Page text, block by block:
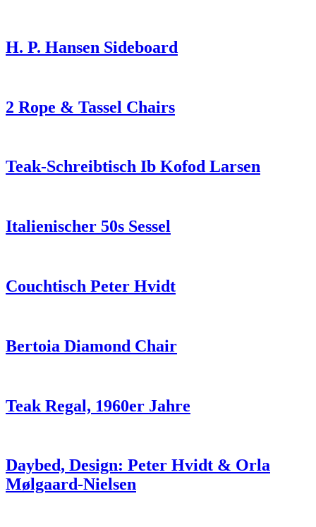
H. P. Hansen Sideboard
2 Rope & Tassel Chairs
Teak-Schreibtisch Ib Kofod Larsen
Italienischer 50s Sessel
Couchtisch Peter Hvidt
Bertoia Diamond Chair
Teak Regal, 1960er Jahre
Daybed, Design: Peter Hvidt & Orla
Mølgaard-Nielsen